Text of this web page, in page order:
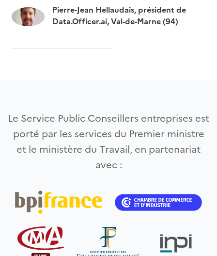
Pierre-Jean Hellaudais, président de
Data.Officer.ai, Val-de-Marne (94)
Le Service Public Conseillers entreprises est
porté par les services du Premier ministre
et le ministère du Travail, en partenariat
avec :